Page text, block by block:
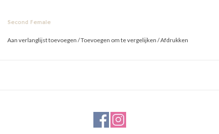
Second Female
Aan verlanglijst toevoegen /Toevoegen om te vergelijken /Afdrukken